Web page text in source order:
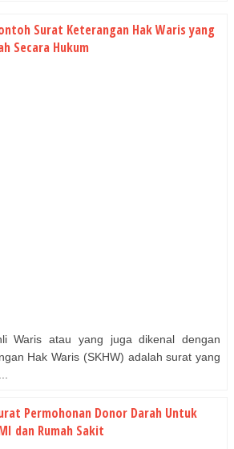
Surat Keterangan Hak Waris yang
Secara Hukum
Waris atau yang juga dikenal dengan
Hak Waris (SKHW) adalah surat yang
Permohonan Donor Darah Untuk
dan Rumah Sakit